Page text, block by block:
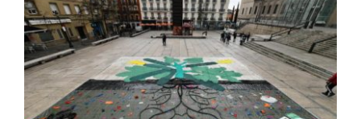
La contaminación
microplástica en la tierra
podría ser hasta 23 veces